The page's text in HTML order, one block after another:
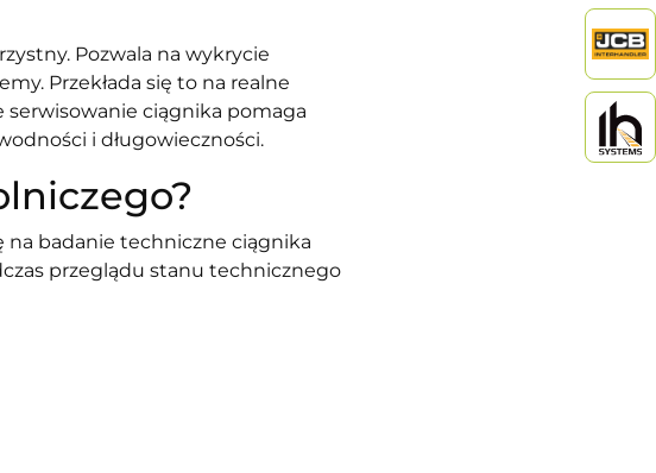
Pozwala na wykrycie
Przekłada się to na realne
serwisowanie ciągnika pomaga
i długowieczności.
na badanie techniczne ciągnika
przeglądu stanu technicznego